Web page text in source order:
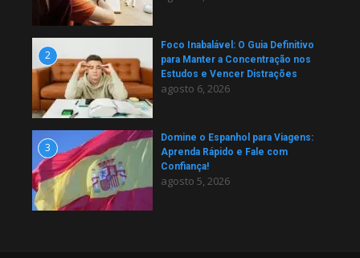
2
Foco Inabalável: O Guia Definitivo
para Manter a Concentração nos
Estudos e Vencer Distrações
agosto 6, 2026
3
Domine o Espanhol para Viagens:
Aprenda Rápido e Fale com
Confiança!
agosto 5, 2026